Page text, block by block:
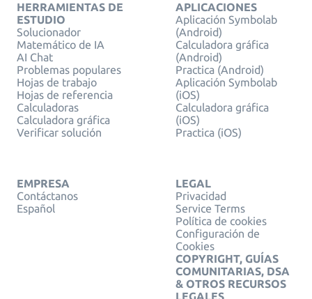
HERRAMIENTAS DE
ESTUDIO
Solucionador
Matemático de IA
AI Chat
Problemas populares
Hojas de trabajo
Hojas de referencia
Calculadoras
Calculadora gráfica
Verificar solución
APLICACIONES
Aplicación Symbolab
(Android)
Calculadora gráfica
(Android)
Practica (Android)
Aplicación Symbolab
(iOS)
Calculadora gráfica
(iOS)
Practica (iOS)
EMPRESA
Contáctanos
Español
LEGAL
Privacidad
Service Terms
Política de cookies
Configuración de
Cookies
COPYRIGHT, GUÍAS
COMUNITARIAS, DSA
& OTROS RECURSOS